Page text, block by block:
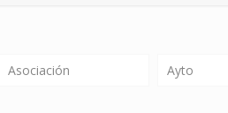
Asociación Ayto